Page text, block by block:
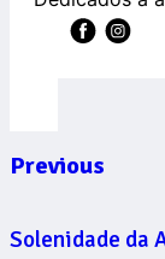
Previous
Solenidade da